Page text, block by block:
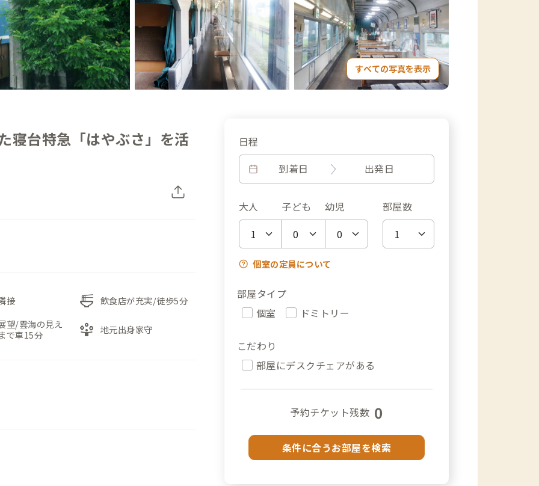
すべての写真を表示
寝台特急「はやぶさ」を活
接 ramen_dining 飲食店が充実/徒歩5分
望/雲海の見え
で車15分
person_play 地元出身家守
日程
到着日
出発日
大人 子ども 幼児 部屋数
個室の定員について
部屋タイプ
個室
ドミトリー
こだわり
部屋にデスクチェアがある
予約チケット残数 0
条件に合うお部屋を検索